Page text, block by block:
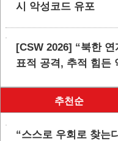
시 악성코드 유포
[CSW 2026] “북한
표적 공격, 추적 힘든
추천순
“스스로 우회로 찾는